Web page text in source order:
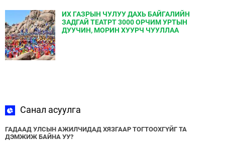
ИХ ГАЗРЫН ЧУЛУУ ДАХЬ БАЙГАЛИЙН
ЗАДГАЙ ТЕАТРТ 3000 ОРЧИМ УРТЫН
ДУУЧИН, МОРИН ХУУРЧ ЧУУЛЛАА
Санал асуулга
ГАДААД УЛСЫН АЖИЛЧИДАД ХЯЗГААР ТОГТООХГҮЙГ ТА
ДЭМЖИЖ БАЙНА УУ?